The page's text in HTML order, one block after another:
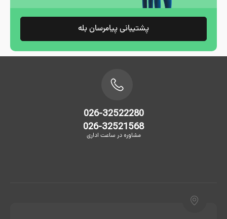
پشتیبانی پیامرسان بله
026-32522280
026-32521568
مشاوره در ساعت اداری